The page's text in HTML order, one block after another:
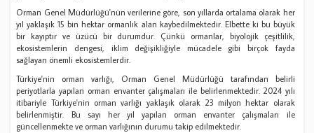
Orman Genel Müdürlüğü'nün verilerine göre, son yıllarda ortalama olarak her
yıl yaklaşık 15 bin hektar ormanlık alan kaybedilmektedir. Elbette ki bu büyük
bir kayıptır ve üzücü bir durumdur. Çünkü ormanlar, biyolojik çeşitlilik,
ekosistemlerin dengesi, iklim değişikliğiyle mücadele gibi birçok fayda
sağlayan önemli ekosistemlerdir.
Türkiye'nin orman varlığı, Orman Genel Müdürlüğü tarafından belirli
periyotlarla yapılan orman envanter çalışmaları ile belirlenmektedir. 2024 yılı
itibariyle Türkiye'nin orman varlığı yaklaşık olarak 23 milyon hektar olarak
belirlenmiştir. Bu sayı her yıl yapılan orman envanter çalışmaları ile
güncellenmekte ve orman varlığının durumu takip edilmektedir.